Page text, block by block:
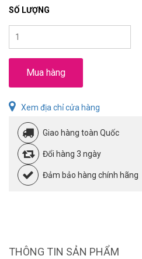
SỐ LƯỢNG
Mua hàng
Xem địa chỉ cửa hàng
Giao hàng toàn Quốc
Đổi hàng 3 ngày
Đảm bảo hàng chính hãng
THÔNG TIN SẢN PHẨM